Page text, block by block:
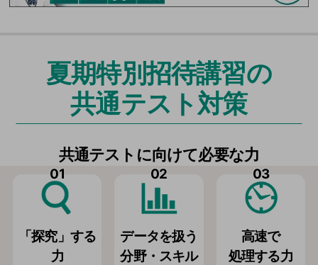
夏期特別招待講習の
共通テスト対策
共通テストに向けて必要な力
01
「探究」する
力
02
データを扱う
分野・スキル
03
高速で
処理する力